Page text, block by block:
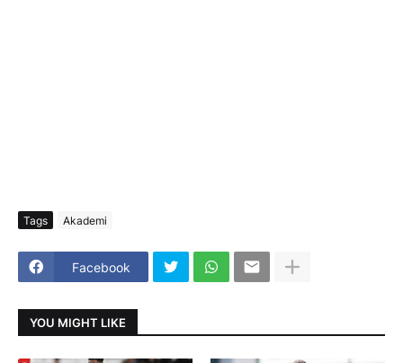
Tags Akademi
Facebook
YOU MIGHT LIKE